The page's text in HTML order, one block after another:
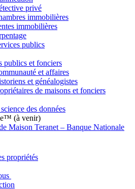
privé
immobilières
immobilières
publics
publics et fonciers
et affaires
et généalogistes
de maisons et fonciers
des données
(à venir)
Maison Teranet – Banque Nationale
propriétés